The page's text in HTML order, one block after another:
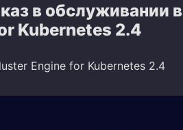
в обслуживании в
Kubernetes 2.4
Engine for Kubernetes 2.4